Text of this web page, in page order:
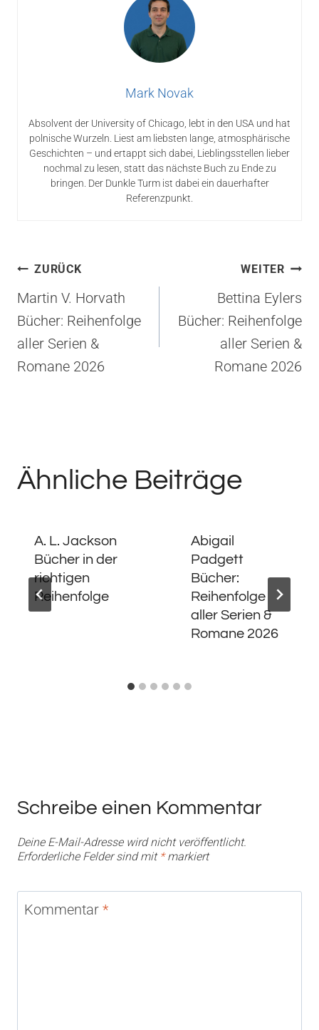
Mark Novak
Absolvent der University of Chicago, lebt in den USA und hat
polnische Wurzeln. Liest am liebsten lange, atmosphärische
Geschichten – und ertappt sich dabei, Lieblingsstellen lieber
nochmal zu lesen, statt das nächste Buch zu Ende zu
bringen. Der Dunkle Turm ist dabei ein dauerhafter
Referenzpunkt.
Beitragsnavigation
ZURÜCK
Martin V. Horvath
Bücher: Reihenfolge
aller Serien &
Romane 2026
WEITER
Bettina Eylers
Bücher: Reihenfolge
aller Serien &
Romane 2026
Ähnliche Beiträge
A. L. Jackson
Bücher in der
richtigen
Reihenfolge
Abigail
Padgett
Bücher:
Reihenfolge
aller Serien &
Romane 2026
Schreibe einen Kommentar
Deine E-Mail-Adresse wird nicht veröffentlicht.
Erforderliche Felder sind mit *markiert
Kommentar *